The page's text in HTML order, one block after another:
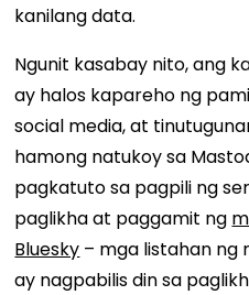
kanilang data.
Ngunit kasabay nito, ang
ay halos kapareho ng
social media, at
hamong natukoy sa
pagkatuto sa pagpili ng
paglikha at paggamit ng
Bluesky – mga listahan ng
ay nagpabilis din sa